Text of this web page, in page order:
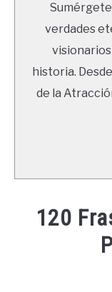
NEWSLETTER
verdades
historia.
de la
120